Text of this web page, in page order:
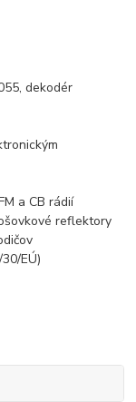
dekodér
a CB rádií
reflektory
EÚ)